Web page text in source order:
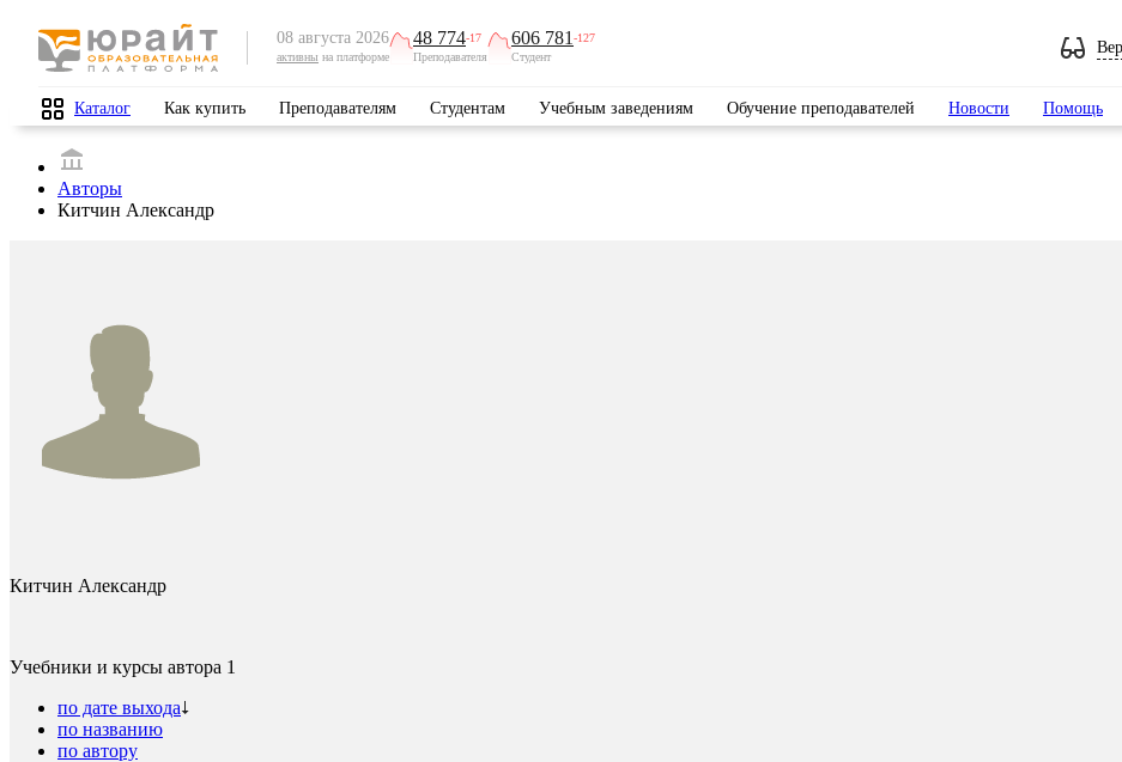
08 августа 2026
активны на платформе
48 774-17
Преподавателя
606 781 -127
Студент
Каталог Как купить Преподавателям Студентам Учебным заведениям Обучение преподавателей Новости Помощь
Авторы
Китчин Александр
Китчин Александр
Учебники и курсы автора 1
по дате выхода
по названию
по автору